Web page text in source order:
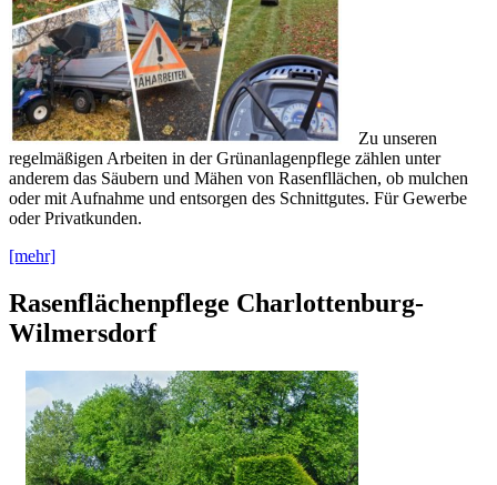
Zu unseren
regelmäßigen Arbeiten in der Grünanlagenpflege zählen unter
anderem das Säubern und Mähen von Rasenfllächen, ob mulchen
oder mit Aufnahme und entsorgen des Schnittgutes. Für Gewerbe
oder Privatkunden.
[mehr]
Rasenflächenpflege Charlottenburg-
Wilmersdorf